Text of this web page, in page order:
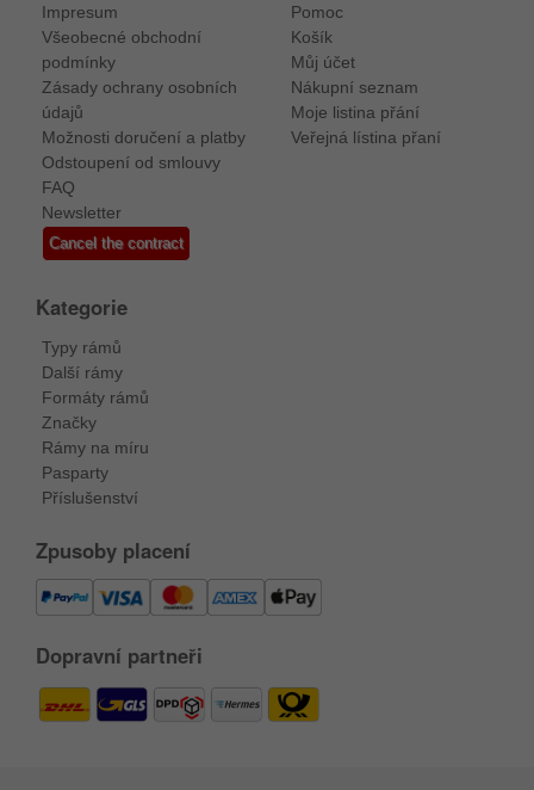
Impresum
Všeobecné obchodní
podmínky
Zásady ochrany osobních
údajů
Možnosti doručení a platby
Odstoupení od smlouvy
FAQ
Newsletter
Cancel the contract
Pomoc
Košík
Můj účet
Nákupní seznam
Moje listina přání
Veřejná lístina přaní
Kategorie
Typy rámů
Další rámy
Formáty rámů
Značky
Rámy na míru
Pasparty
Příslušenství
Zpusoby placení
Dopravní partneři